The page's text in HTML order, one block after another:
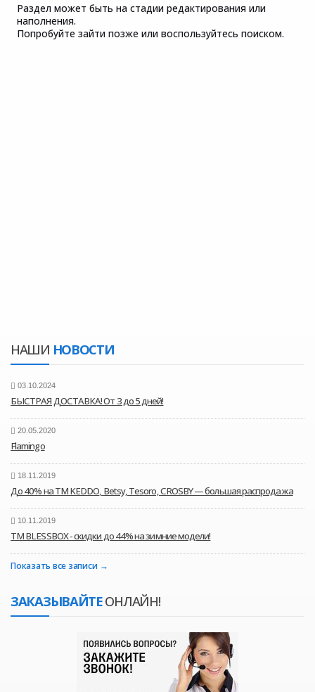
НАШИ НОВОСТИ
03.10.2024
БЫСТРАЯ ДОСТАВКА! От 3 до 5 дней!
20.05.2020
Flamingo
18.11.2019
До 40% на ТМ KEDDO, Betsy, Tesoro, CROSBY — большая распродажа
10.11.2019
ТМ BLESSBOX - скидки до 44% на зимние модели!
Показать все записи
ЗАКАЗЫВАЙТЕОНЛАЙН!
Раздел может быть на стадии редактирования или
наполнения.
Попробуйте зайти позже или воспользуйтесь поиском.